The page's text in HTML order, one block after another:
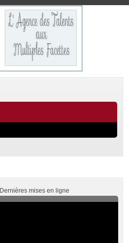
Dernières mises en ligne